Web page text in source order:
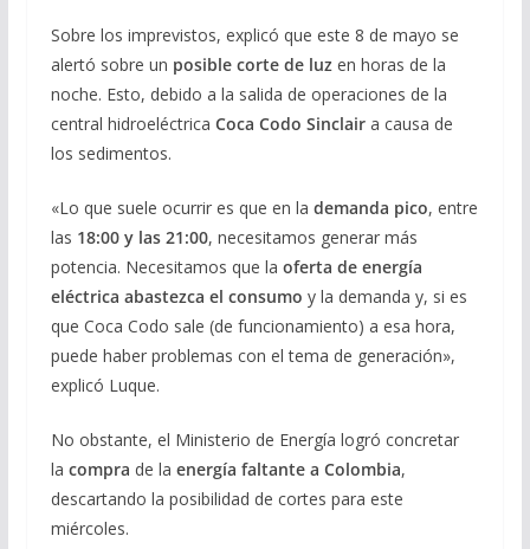
Sobre los imprevistos, explicó que este 8 de mayo se
alertó sobre un posible corte de luzen horas de la
noche. Esto, debido a la salida de operaciones de la
central hidroeléctrica Coca Codo Sinclaira causa de
los sedimentos.
«Lo que suele ocurrir es que en la demanda pico, entre
las 18:00 y las 21:00, necesitamos generar más
potencia. Necesitamos que la oferta de energía
eléctrica abastezca el consumo y la demanda y, si es
que Coca Codo sale (de funcionamiento) a esa hora,
puede haber problemas con el tema de generación»,
explicó Luque.
No obstante, el Ministerio de Energía logró concretar
la compra de la energía faltante a Colombia,
descartando la posibilidad de cortes para este
miércoles.